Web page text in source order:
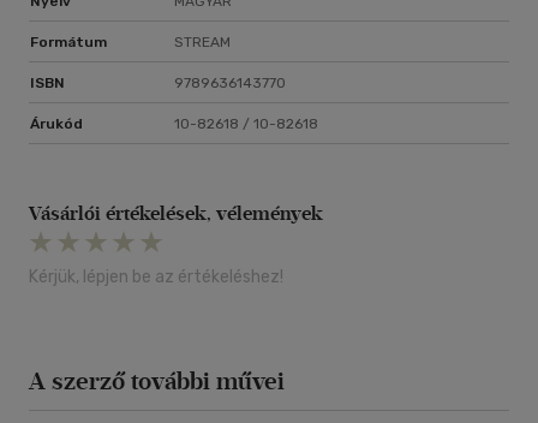
Formátum STREAM
ISBN 9789636143770
Árukód 10-82618 / 10-82618
Vásárlói értékelések, vélemények
Kérjük, lépjen be az értékeléshez!
A szerző további művei